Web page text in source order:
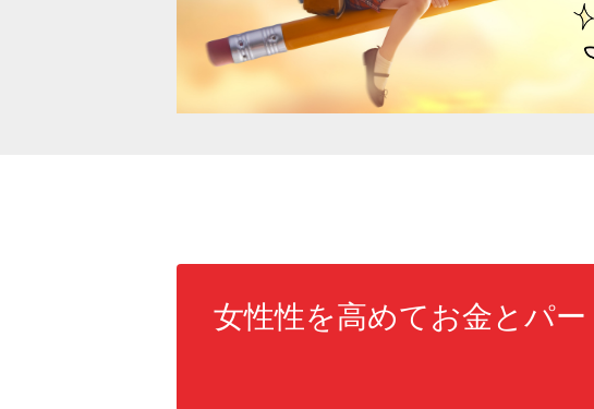
女性性を高めてお金とパ